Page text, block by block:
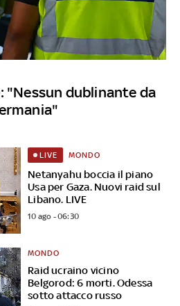
"Nessun dublinante da
Netanyahu boccia il piano
Usa per Gaza. Nuovi raid sul
Libano. LIVE
LIVE MONDO
10 ago - 06:30
Raid ucraino vicino
Belgorod: 6 morti. Odessa
sotto attacco russo
MONDO